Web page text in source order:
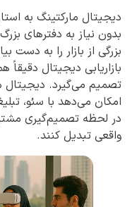
دیجیتال مارکتینگ به
بدون نیاز به دفترهای
بزرگی از بازار را به دست
بازاریابی دیجیتال
تصمیم می‌گیرد. دیجیتال
امکان می‌دهد با سئو،
در لحظه تصمیم‌گیری
واقعی تبدیل کنند.